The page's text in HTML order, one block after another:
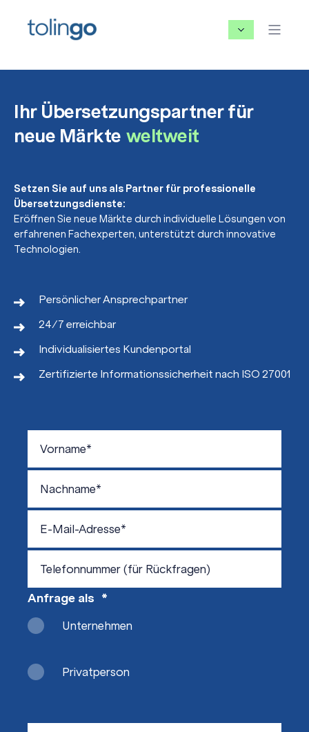
Ihr Übersetzungspartner für
neue Märkte weltweit
Setzen Sie auf uns als Partner für professionelle
Übersetzungsdienste:
Eröffnen Sie neue Märkte durch individuelle Lösungen von
erfahrenen Fachexperten, unterstützt durch innovative
Technologien.
Persönlicher Ansprechpartner
24/7 erreichbar
Individualisiertes Kundenportal
Zertifizierte Informationssicherheit nach ISO 27001
Anfrage als *
Unternehmen
Privatperson